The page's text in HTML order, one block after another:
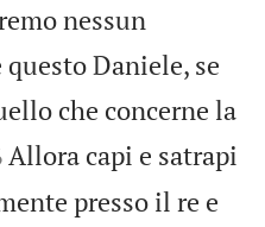
nessun
Daniele, se
che concerne la
Allora capi e satrapi
presso il re e